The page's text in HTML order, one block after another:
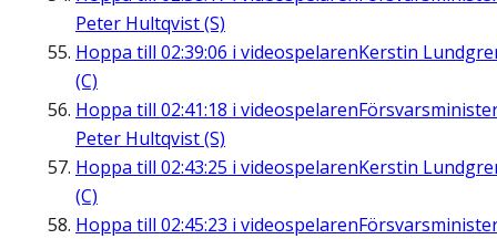
Peter Hultqvist (S)
Hoppa till 02:39:06 i videospelarenKerstin
(C)
Hoppa till 02:41:18 i videospelaren
Peter Hultqvist (S)
Hoppa till 02:43:25 i videospelarenKerstin
(C)
Hoppa till 02:45:23 i videospelaren